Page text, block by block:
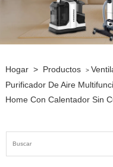
Hogar > Productos >
Purificador De Aire
Home Con Calentador Sin